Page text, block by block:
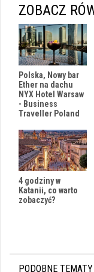
ZOBACZ
Polska, Nowy bar
Ether na dachu
NYX Hotel Warsaw
- Business
Traveller Poland
4 godziny w
Katanii, co warto
zobaczyć?
PODOBNE TEMATY